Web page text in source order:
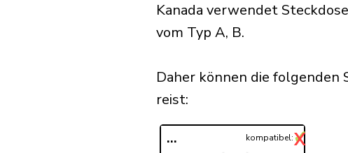
Kanada verwendet
vom Typ A, B.
Daher können die folgenden
reist:​
... ✓
kompatibel:X